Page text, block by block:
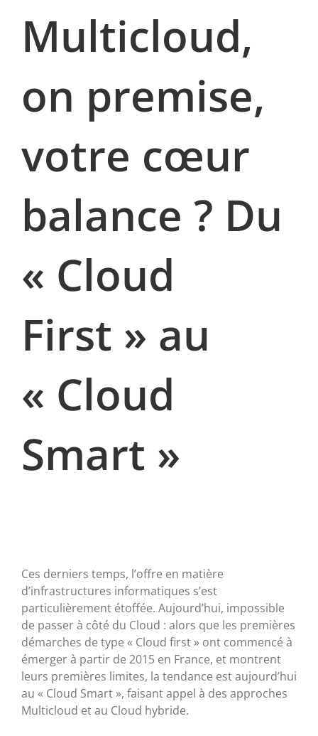
Multicloud,
on premise,
votre cœur
balance ? Du
« Cloud
First » au
« Cloud
Smart »
Ces derniers temps, l’offre en matière
d’infrastructures informatiques s’est
particulièrement étoffée. Aujourd’hui, impossible
de passer à côté du Cloud : alors que les premières
démarches de type « Cloud first » ont commencé à
émerger à partir de 2015 en France, et montrent
leurs premières limites, la tendance est aujourd’hui
au « Cloud Smart », faisant appel à des approches
Multicloud et au Cloud hybride.